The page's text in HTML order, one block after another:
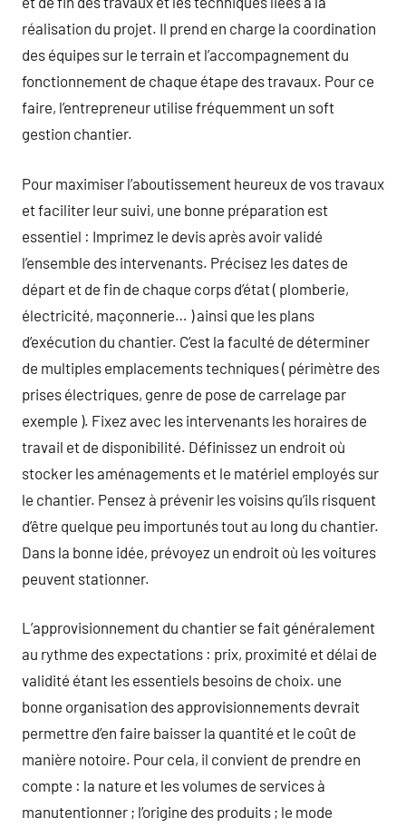
réalisation du projet. Il prend en charge la coordination
des équipes sur le terrain et l’accompagnement du
fonctionnement de chaque étape des travaux. Pour ce
faire, l’entrepreneur utilise fréquemment un soft
gestion chantier.
Pour maximiser l’aboutissement heureux de vos travaux
et faciliter leur suivi, une bonne préparation est
essentiel : Imprimez le devis après avoir validé
l’ensemble des intervenants. Précisez les dates de
départ et de fin de chaque corps d’état ( plomberie,
électricité, maçonnerie… ) ainsi que les plans
d’exécution du chantier. C’est la faculté de déterminer
de multiples emplacements techniques ( périmètre des
prises électriques, genre de pose de carrelage par
exemple ). Fixez avec les intervenants les horaires de
travail et de disponibilité. Définissez un endroit où
stocker les aménagements et le matériel employés sur
le chantier. Pensez à prévenir les voisins qu’ils risquent
d’être quelque peu importunés tout au long du chantier.
Dans la bonne idée, prévoyez un endroit où les voitures
peuvent stationner.
L’approvisionnement du chantier se fait généralement
au rythme des expectations : prix, proximité et délai de
validité étant les essentiels besoins de choix. une
bonne organisation des approvisionnements devrait
permettre d’en faire baisser la quantité et le coût de
manière notoire. Pour cela, il convient de prendre en
compte : la nature et les volumes de services à
manutentionner ; l’origine des produits ; le mode